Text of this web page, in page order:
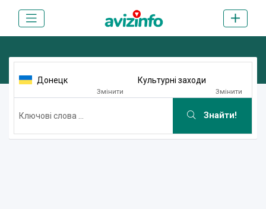
Донецк
Змінити
Культурні заходи
Змінити
Знайти!